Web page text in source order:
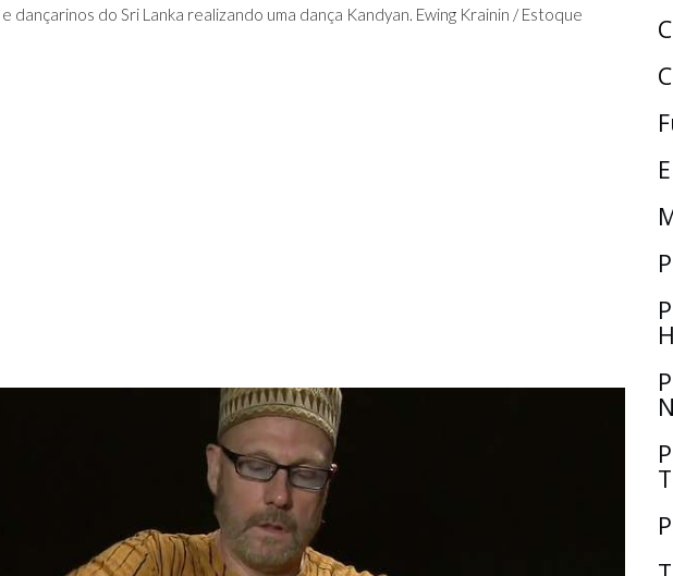
dançarinos do Sri Lanka realizando uma dança Kandyan. Ewing Krainin / Estoque